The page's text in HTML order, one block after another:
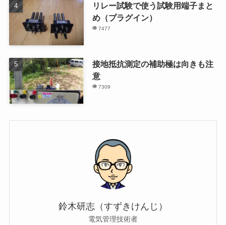
リレー試験で使う試験用端子まと
め（プラグイン）
7477
接地抵抗測定の補助極は向きも注
意
7309
鈴木研志（すずきけんじ）
電気管理技術者